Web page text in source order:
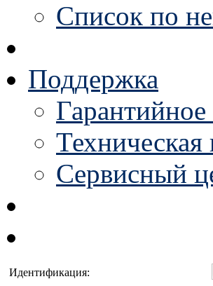
Список по
Поддержка
Техническая
Сервисный
Идентификация: